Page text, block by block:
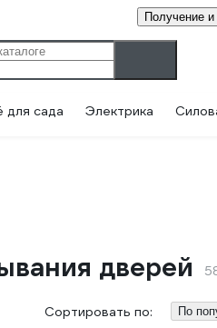
Получение и
для сада Электрика
дверей
Сортировать по: По